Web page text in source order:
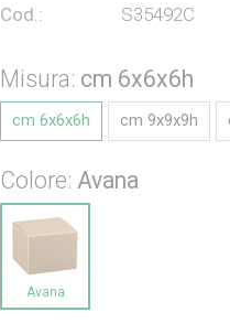
Cod.: S35492C
Misura: cm 6x6x6h
cm 6x6x6h cm 9x9x9h
Colore: Avana
Avana